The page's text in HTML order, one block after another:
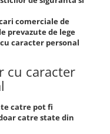
comerciale de
prevazute de lege
caracter personal
cu caracter
catre pot fi
catre state din